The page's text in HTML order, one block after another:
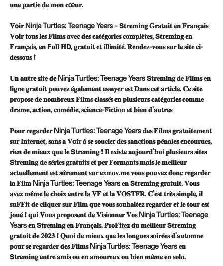
𝐮𝐧𝐞 𝐩𝐚𝐫𝐭𝐢𝐞 𝐝𝐞 𝐦𝐨𝐧 𝐜œ𝐮𝐫.
𝐕𝗼𝐢𝐫 Ninja Turtles: Teenage Years – 𝗦𝐭𝐫𝐞𝐦𝐢𝐧𝐠 𝐆𝐫𝐚𝐭𝐮𝐢𝐭 𝐞𝐧 𝐅𝐫𝐚𝐧𝐜̧𝐚𝐢𝐬
𝐕𝗼𝐢𝐫 𝐭𝐨𝐮𝐬 𝐥𝐞𝐬 𝐅𝐢𝐥𝐦𝐬 𝐚𝐯𝐞𝐜 𝐝𝐞𝐬 𝐜𝐚𝐭𝐞́𝐠𝐨𝐫𝐢𝐞𝐬 𝐜𝐨𝐦𝐩𝐥𝐞̀𝐭𝐞𝐬, 𝗦𝐭𝐫𝐞𝐦𝐢𝐧𝐠 𝐞𝐧
𝐅𝐫𝐚𝐧𝐜̧𝐚𝐢𝐬, 𝐞𝐧 𝗙𝐮𝐥𝐥 𝐇𝗗, 𝐠𝐫𝐚𝐭𝐮𝐢𝐭 𝐞𝐭 𝐢𝐥𝐥𝐢𝐦𝐢𝐭𝐞́. 𝐑𝐞𝐧𝐝𝐞𝐳-𝐯𝐨𝐮𝐬 𝐬𝐮𝐫 𝐥𝐞 𝐬𝐢𝐭𝐞 𝐜𝐢-
𝐝𝐞𝐬𝐬𝐨𝐮𝐬 ❗
𝐔𝐧 𝐚𝐮𝐭𝐫𝐞 𝐬𝐢𝐭𝐞 𝐝𝐞 Ninja Turtles: Teenage Years 𝗦𝐭𝐫𝐞𝐦𝐢𝐧𝐠 𝐝𝐞 𝐅𝐢𝐥𝐦𝐬 𝐞𝐧
𝐥𝐢𝐠𝐧𝐞 𝐠𝐫𝐚𝐭𝐮𝐢𝐭 𝐩𝐨𝐮𝐯𝐞𝐳 𝐞́𝐠𝐚𝐥𝐞𝐦𝐞𝐧𝐭 𝐞𝐬𝐬𝐚𝐲𝐞𝐫 𝐞𝐬𝐭 𝐃𝐚𝐧𝐬 𝐜𝐞𝐭 𝐚𝐫𝐭𝐢𝐜𝐥𝐞. 𝐂𝐞 𝐬𝐢𝐭𝐞
𝐩𝐫𝐨𝐩𝐨𝐬𝐞 𝐝𝐞 𝐧𝐨𝐦𝐛𝐫𝐞𝐮𝐱 𝐅𝐢𝐥𝐦𝐬 𝐜𝐥𝐚𝐬𝐬𝐞́𝐬 𝐞𝐧 𝐩𝐥𝐮𝐬𝐢𝐞𝐮𝐫𝐬 𝐜𝐚𝐭𝐞́𝐠𝐨𝐫𝐢𝐞𝐬 𝐜𝐨𝐦𝐦𝐞
𝐝𝐫𝐚𝐦𝐞, 𝐚𝐜𝐭𝐢𝐨𝐧, 𝐜𝐨𝐦𝐞́𝐝𝐢𝐞, 𝐬𝐜𝐢𝐞𝐧𝐜𝐞-𝐅𝐢𝐜𝐭𝐢𝐨𝐧 𝐞𝐭 𝐛𝐢𝐞𝐧 𝐝’𝐚𝐮𝐭𝐫𝐞𝐬
𝐏𝐨𝐮𝐫 𝐫𝐞𝐠𝐚𝐫𝐝𝐞𝐫 Ninja Turtles: Teenage Years 𝐝𝐞𝐬 𝐅𝐢𝐥𝐦𝐬 𝐠𝐫𝐚𝐭𝐮𝐢𝐭𝐞𝐦𝐞𝐧𝐭
𝐬𝐮𝐫 𝐈𝐧𝐭𝐞𝐫𝐧𝐞𝐭, 𝐬𝐚𝐧𝐬 𝐚 𝐕𝗼𝐢𝐫 𝐚̀ 𝐬𝐞 𝐬𝐨𝐮𝐜𝐢𝐞𝐫 𝐝𝐞𝐬 𝐬𝐚𝐧𝐜𝐭𝐢𝐨𝐧𝐬 𝐩𝐞́𝐧𝐚𝐥𝐞𝐬 𝐞𝐧𝐜𝐨𝐮𝐫𝐮𝐞𝐬,
𝐫𝐢𝐞𝐧 𝐝𝐞 𝐦𝐢𝐞𝐮𝐱 𝐪𝐮𝐞 𝐥𝐞 𝗦𝐭𝐫𝐞𝐦𝐢𝐧𝐠 ❗ 𝐈𝐥 𝐞𝐱𝐢𝐬𝐭𝐞 𝐚𝐮𝐣𝐨𝐮𝐫𝐝’𝐡𝐮𝐢 𝐩𝐥𝐮𝐬𝐢𝐞𝐮𝐫𝐬 𝐬𝐢𝐭𝐞𝐬
𝗦𝐭𝐫𝐞𝐦𝐢𝐧𝐠 𝐝𝐞 𝐬𝐞́𝐫𝐢𝐞𝐬 𝐠𝐫𝐚𝐭𝐮𝐢𝐭𝐬 𝐞𝐭 𝐩𝐞𝐫 𝐅𝐨𝐫𝐦𝐚𝐧𝐭𝐬 𝐦𝐚𝐢𝐬 𝐥𝐞 𝐦𝐞𝐢𝐥𝐥𝐞𝐮𝐫
𝐚𝐜𝐭𝐮𝐞𝐥𝐥𝐞𝐦𝐞𝐧𝐭 𝐞𝐬𝐭 𝐬𝐮̂𝐫𝐞𝐦𝐞𝐧𝐭 𝐬𝐮𝐫 𝐞𝐱𝐦𝐨𝐯.𝐦𝐞 𝐯𝐨𝐮𝐬 𝐩𝐨𝐮𝐯𝐞𝐳 𝐝𝐨𝐧𝐜 𝐫𝐞𝐠𝐚𝐫𝐝𝐞𝐫
𝐥𝐚 𝐅𝐢𝐥𝐦 Ninja Turtles: Teenage Years 𝐞𝐧 𝗦𝐭𝐫𝐞𝐦𝐢𝐧𝐠 𝐠𝐫𝐚𝐭𝐮𝐢𝐭. 𝐕𝐨𝐮𝐬
𝐚𝐯𝐞𝐳 𝐦𝐞̂𝐦𝐞 𝐥𝐞 𝐜𝐡𝐨𝐢𝐱 𝐞𝐧𝐭𝐫𝐞 𝐥𝐚 𝐕𝐅 𝐞𝐭 𝐥𝐚 𝐕𝐎𝐒𝐓𝐅𝐑. 𝐂’𝐞𝐬𝐭 𝐭𝐫𝐞̀𝐬 𝐬𝐢𝐦𝐩𝐥𝐞, 𝐢𝐥
𝐬𝐮𝐅𝐅𝐢𝐭 𝐝𝐞 𝐜𝐥𝐢𝐪𝐮𝐞𝐫 𝐬𝐮𝐫 𝐅𝐢𝐥𝐦 𝐪𝐮𝐞 𝐯𝐨𝐮𝐬 𝐬𝐨𝐮𝐡𝐚𝐢𝐭𝐞𝐳 𝐫𝐞𝐠𝐚𝐫𝐝𝐞𝐫 𝐞𝐭 𝐥𝐞 𝐭𝐨𝐮𝐫 𝐞𝐬𝐭
𝐣𝐨𝐮𝐞́ ❗ 𝐪𝐮𝐢 𝐕𝐨𝐮𝐬 𝐩𝐫𝐨𝐩𝐨𝐬𝐞𝐧𝐭 𝐝𝐞 𝐕𝐢𝐬𝐢𝐨𝐧𝐧𝐞𝐫 𝐕𝐨𝐬 Ninja Turtles: Teenage
Years 𝐞𝐧 𝗦𝐭𝐫𝐞𝐦𝐢𝐧𝐠 𝐞𝐧 𝐅𝐫𝐚𝐧𝐜̧𝐚𝐢𝐬. 𝐏𝐫𝐨𝐅𝐢𝐭𝐞𝐳 𝐝𝐮 𝐦𝐞𝐢𝐥𝐥𝐞𝐮𝐫 𝗦𝐭𝐫𝐞𝐦𝐢𝐧𝐠
𝐠𝐫𝐚𝐭𝐮𝐢𝐭 𝐝𝐞 𝟐𝟎𝟐𝟑 ❗ 𝐐𝐮𝐨𝐢 𝐝𝐞 𝐦𝐢𝐞𝐮𝐱 𝐪𝐮𝐞 𝐥𝐞𝐬 𝐥𝐨𝐧𝐠𝐮𝐞𝐬 𝐬𝐨𝐢𝐫𝐞́𝐞𝐬 𝐝’𝐚𝐮𝐭𝐨𝐦𝐧𝐞
𝐩𝐨𝐮𝐫 𝐬𝐞 𝐫𝐞𝐠𝐚𝐫𝐝𝐞𝐫 𝐝𝐞𝐬 𝐅𝐢𝐥𝐦𝐬 Ninja Turtles: Teenage Years 𝐞𝐧
𝗦𝐭𝐫𝐞𝐦𝐢𝐧𝐠 𝐞𝐧𝐭𝐫𝐞 𝐚𝐦𝐢𝐬 𝐨𝐮 𝐞𝐧 𝐚𝐦𝐨𝐮𝐫𝐞𝐮𝐱 𝐨𝐮 𝐛𝐢𝐞𝐧 𝐦𝐞̂𝐦𝐞 𝐞𝐧 𝐬𝐨𝐥𝐨.